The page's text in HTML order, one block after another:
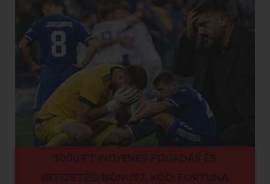
3000 FT INGYENES FOGADÁS ÉS
BEFIZETÉSI BÓNUSZ, KÓD: FORTUNA